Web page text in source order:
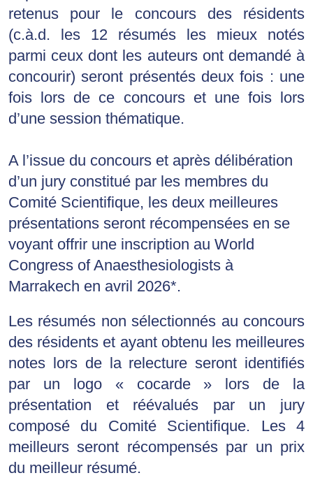
retenus pour le concours des résidents
(c.à.d. les 12 résumés les mieux notés
parmi ceux dont les auteurs ont demandé à
concourir) seront présentés deux fois : une
fois lors de ce concours et une fois lors
d’une session thématique.
A l’issue du concours et après délibération
d’un jury constitué par les membres du
Comité Scientifique, les deux meilleures
présentations seront récompensées en se
voyant offrir une inscription au World
Congress of Anaesthesiologists à
Marrakech en avril 2026*.
Les résumés non sélectionnés au concours
des résidents et ayant obtenu les meilleures
notes lors de la relecture seront identifiés
par un logo « cocarde » lors de la
présentation et réévalués par un jury
composé du Comité Scientifique. Les 4
meilleurs seront récompensés par un prix
du meilleur résumé.